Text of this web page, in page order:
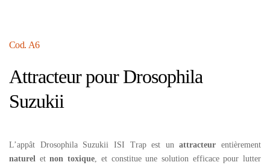
Cod. A6
Attracteur pour Drosophila
Suzukii
L’appât Drosophila Suzukii ISI Trap est unattracteur entièrement
naturel etnon toxique, et constitue une solution efficace pour lutter